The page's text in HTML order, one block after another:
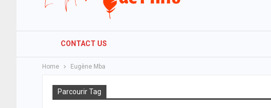
CONTACT US
Home Eugène Mba
Parcourir Tag